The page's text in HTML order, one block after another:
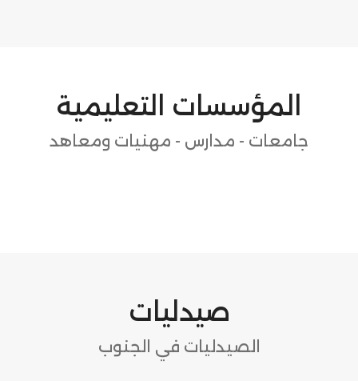
المؤسسات التعليمية
جامعات - مدارس - مهنيات ومعاهد
صيدليات
الصيدليات في الجنوب